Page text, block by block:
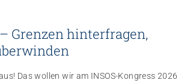
Grenzen hinterfragen,
Das wollen wir am INSOS-Kongress 2026